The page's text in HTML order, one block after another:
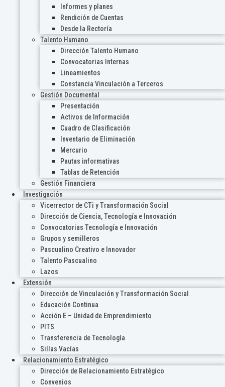
Informes y planes
Rendición de Cuentas
Desde la Rectoría
Talento Humano
Dirección Talento Humano
Convocatorias Internas
Lineamientos
Constancia Vinculación a Terceros
Gestión Documental
Presentación
Activos de Información
Cuadro de Clasificación
Inventario de Eliminación
Mercurio
Pautas informativas
Tablas de Retención
Gestión Financiera
Investigación
Vicerrector de CTi y Transformación Social
Dirección de Ciencia, Tecnología e Innovación
Convocatorias Tecnología e Innovación
Grupos y semilleros
Pascualino Creativo e Innovador
Talento Pascualino
Lazos
Extensión
Dirección de Vinculación y Transformación Social
Educación Continua
Acción E – Unidad de Emprendimiento
PITS
Transferencia de Tecnología
Sillas Vacías
Relacionamiento Estratégico
Dirección de Relacionamiento Estratégico
Convenios